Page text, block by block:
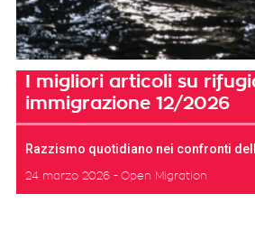
I migliori articoli su
immigrazione 12/2026
Razzismo quotidiano nei confronti
24 marzo 2026 Open Migration